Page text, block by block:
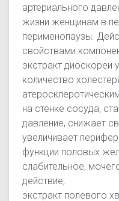
артериального
жизни женщинам в
перименопаузы.
свойствами
экстракт диоскореи
количество
на стенке сосуда,
давление, снижает
увеличивает
функции половых
слабительное,
действие;
экстракт полевого